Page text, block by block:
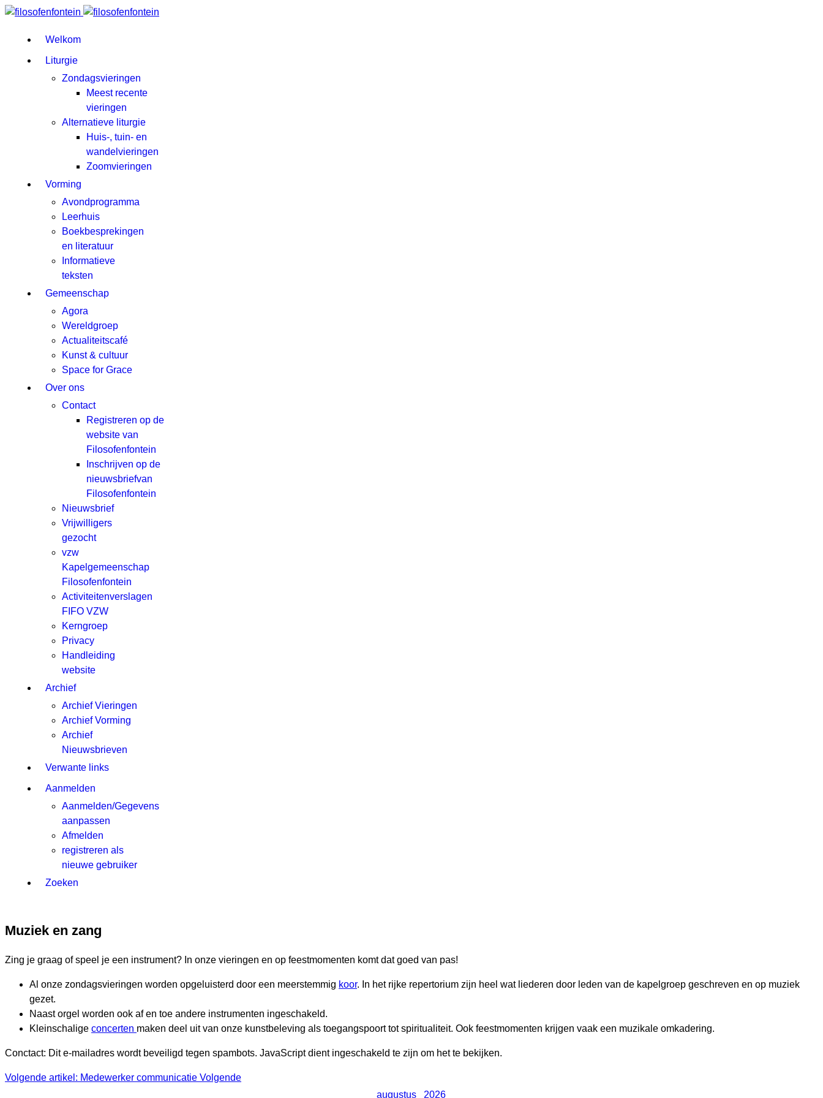
Welkom
Liturgie
Zondagsvieringen
Meest recente
vieringen
Alternatieve liturgie
Huis-, tuin- en
wandelvieringen
Zoomvieringen
Vorming
Avondprogramma
Leerhuis
Boekbesprekingen
en literatuur
Informatieve
teksten
Gemeenschap
Agora
Wereldgroep
Actualiteitscafé
Kunst & cultuur
Space for Grace
Over ons
Contact
Registreren op de
website van
Filosofenfontein
Inschrijven op de
nieuwsbriefvan
Filosofenfontein
Nieuwsbrief
Vrijwilligers
gezocht
vzw
Kapelgemeenschap
Filosofenfontein
Activiteitenverslagen
FIFO VZW
Kerngroep
Privacy
Handleiding
website
Archief
Archief Vieringen
Archief Vorming
Archief
Nieuwsbrieven
Verwante links
Aanmelden
Aanmelden/Gegevens
aanpassen
Afmelden
registreren als
nieuwe gebruiker
Zoeken
Muziek en zang
Zing je graag of speel je een instrument? In onze vieringen en op feestmomenten komt dat goed van pas!
Al onze zondagsvieringen worden opgeluisterd door een meerstemmig koor. In het rijke repertorium zijn heel wat liederen door leden van de kapelgroep geschreven en op muziek
gezet.
Naast orgel worden ook af en toe andere instrumenten ingeschakeld.
Kleinschalige concerten maken deel uit van onze kunstbeleving als toegangspoort tot spiritualiteit. Ook feestmomenten krijgen vaak een muzikale omkadering.
Conctact: Dit e-mailadres wordt beveiligd tegen spambots. JavaScript dient ingeschakeld te zijn om het te bekijken.
Volgende artikel: Medewerker communicatie Volgende
augustus 2026